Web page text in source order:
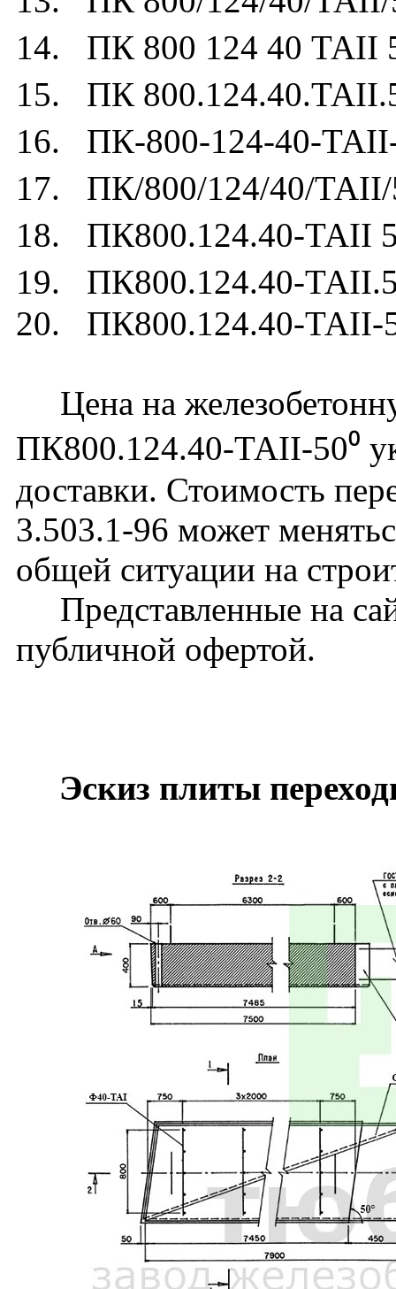
14. ПК 800 124 40 ТАII
15. ПК
16. ПК-800-124-40-
17. ПК/800/124/40/ТАII/
18. ПК800.124.40-ТАII
19. ПК800.124.40-
20. ПК800.124.40-ТАII-
Цена на
ПК800.124.40-ТАII-50⁰
доставки. Стоимость
3.503.1-96 может
общей ситуации на
Представленные на
публичной офертой.
Эскиз плиты